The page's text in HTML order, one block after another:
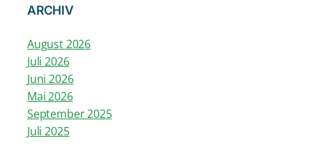
ARCHIV
August 2026
Juli 2026
Juni 2026
Mai 2026
September 2025
Juli 2025